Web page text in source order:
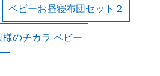
ベビーお昼寝布団セット２
様のチカラ ベビー